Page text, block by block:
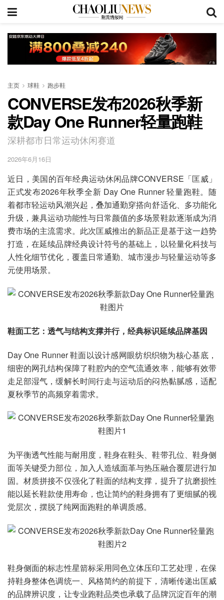
主页 球鞋 跑步鞋
CONVERSE发布2026秋季新
款Day One Runner轻量跑鞋
深耕都市日常运动休闲赛道
2026年6月16日
近日，美国的百年经典运动休闲品牌CONVERSE「匡威」
正式发布2026年秋季全新 Day One Runner 轻量跑鞋。随
着都市轻运动风潮兴起，叠加通勤穿搭向舒适化、多功能化
升级，兼具运动功能性与日常颜值的多场景鞋款逐渐成为消
费市场的主流需求。此次匡威推出的新品正是基于这一趋势
打造，在延续品牌经典设计符号的基础上，以轻量化科技与
人性化细节优化，覆盖日常通勤、城市漫步与轻量运动等多
元使用场景。
鞋面工艺：透气与结构支撑并行，经典标识延续品牌基因
Day One Runner 鞋面以设计感网眼纺织织物为核心基底，
细密的网孔结构保障了鞋腔内的空气流通效率，能够有效带
走足部湿气，缓解长时间行走与运动后的闷热黏腻感，适配
夏秋季节的高频穿着需求。
为平衡透气性能与耐用度，鞋身在鞋头、鞋带孔位、鞋身侧
面等关键受力部位，加入人造绒面革与热压融合覆层进行加
固。材质拼接不仅强化了鞋面的结构支撑，提升了抗磨损性
能以延长鞋款使用寿命，也让简约的鞋身拥有了更细腻的视
觉层次，摆脱了纯网面跑鞋的单调质感。
鞋身侧面的标志性星箭标采用同色立体压印工艺处理，在保
持鞋身整体色调统一、风格简约的前提下，清晰传递出匡威
的品牌辨识度，让专业跑鞋品类也承载了品牌沉淀百年的潮